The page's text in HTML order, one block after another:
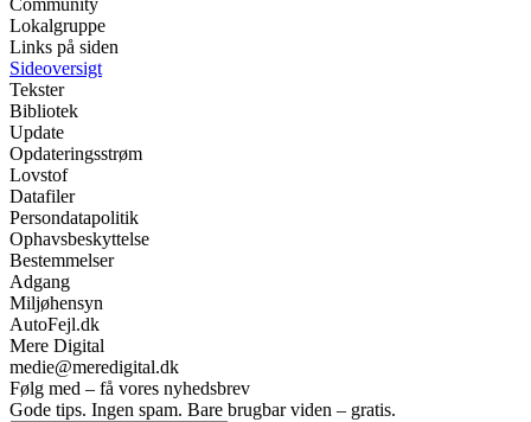
Community
Lokalgruppe
Links på siden
Sideoversigt
Tekster
Bibliotek
Update
Opdateringsstrøm
Lovstof
Datafiler
Persondatapolitik
Ophavsbeskyttelse
Bestemmelser
Adgang
Miljøhensyn
AutoFejl.dk
Mere Digital
medie@meredigital.dk
Følg med – få vores nyhedsbrev
Gode tips. Ingen spam. Bare brugbar viden – gratis.